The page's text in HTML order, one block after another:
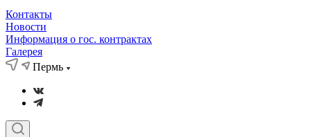
Контакты
Новости
Информация о гос. контрактах
Галерея
Пермь